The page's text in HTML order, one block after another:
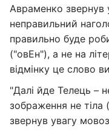
Авраменко
неправильний
правильно буде
("овЕн"), а не на
відмінку це слово
"Далі йде Телець –
зображення не тіла
звернув увагу